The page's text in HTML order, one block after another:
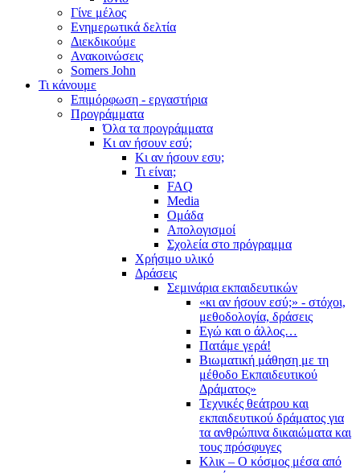
Γίνε μέλος
Ενημερωτικά δελτία
Διεκδικούμε
Ανακοινώσεις
Somers John
Τι κάνουμε
Επιμόρφωση - εργαστήρια
Προγράμματα
Όλα τα προγράμματα
Κι αν ήσουν εσύ;
Κι αν ήσουν εσυ;
Τι είναι;
FAQ
Media
Ομάδα
Απολογισμοί
Σχολεία στο πρόγραμμα
Χρήσιμο υλικό
Δράσεις
Σεμινάρια εκπαιδευτικών
«κι αν ήσουν εσύ;» - στόχοι,
μεθοδολογία, δράσεις
Εγώ και ο άλλος…
Πατάμε γερά!
Βιωματική μάθηση με τη
μέθοδο Εκπαιδευτικού
Δράματος»
Τεχνικές θεάτρου και
εκπαιδευτικού δράματος για
τα ανθρώπινα δικαιώματα και
τους πρόσφυγες
Κλικ – Ο κόσμος μέσα από